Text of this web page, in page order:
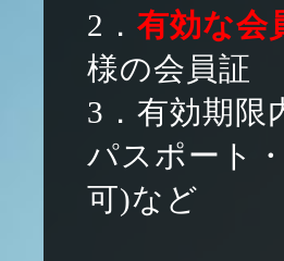
2． 有効な会
様の会員証
3．有効期限
パスポート
可)など